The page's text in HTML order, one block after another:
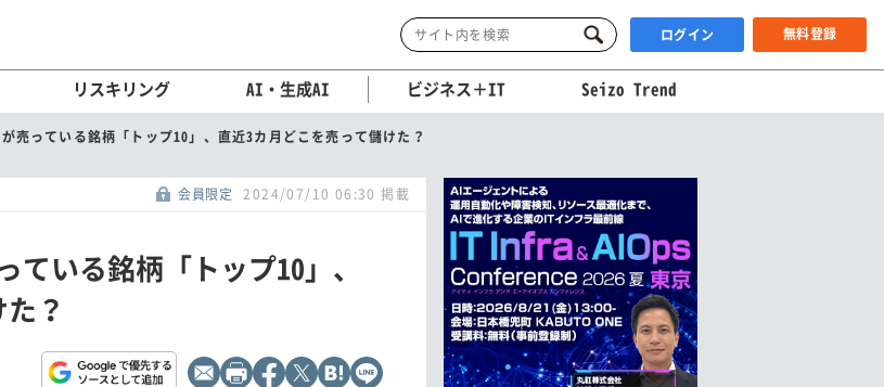
ログイン 無料登録
リスキリング AI・生成AI ビジネス＋IT Seizo Trend
が売っている銘柄「トップ10」、直近3カ月どこを売って儲けた？
会員限定 2024/07/10 06:30 掲載
ている銘柄「トップ10」、
？